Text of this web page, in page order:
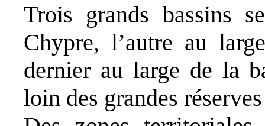
Trois grands bassins
Chypre, l’autre au
dernier au large de la
loin des grandes